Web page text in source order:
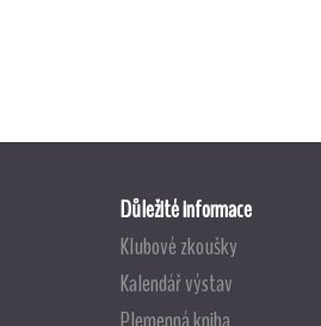
Důležité informace
Klubové zkoušky
Kalendář výstav